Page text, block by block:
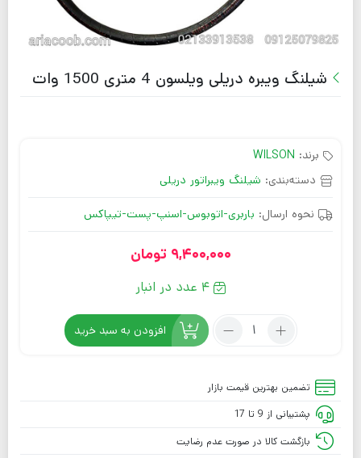
شیلنگ ویبره دریلی ویلسون 4 متری 1500 وات
برند: WILSON
دسته‌بندی: شیلنگ ویبراتور دریلی
نحوه ارسال: باربری-اتوبوس-اسنپ-پست-تیپاکس
9,400,000 تومان
4 عدد در انبار
افزودن به سبد خرید
تضمین بهترین قیمت بازار
پشتیبانی از 9 تا 17
بازگشت کالا در صورت عدم رضایت